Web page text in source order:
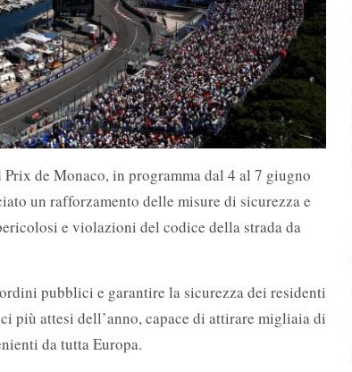
de Monaco, in programma dal 4 al 7 giugno
un rafforzamento delle misure di sicurezza e
e violazioni del codice della strada da
pubblici e garantire la sicurezza dei residenti
più attesi dell’anno, capace di attirare migliaia di
da tutta Europa.